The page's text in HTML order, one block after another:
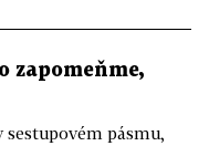
zapomeňme,
pásmu,